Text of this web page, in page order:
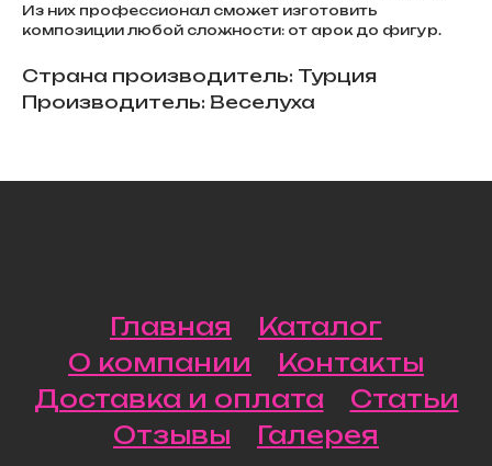
Из них профессионал сможет изготовить
композиции любой сложности: от арок до фигур.
Страна производитель: Турция
Производитель: Веселуха
Главная
Каталог
О компании
Контакты
Доставка и оплата
Статьи
Отзывы
Галерея